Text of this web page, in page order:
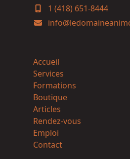
1 (418) 651-8444
Accueil
Services
Formations
Boutique
Articles
Rendez-vous
Emploi
Contact